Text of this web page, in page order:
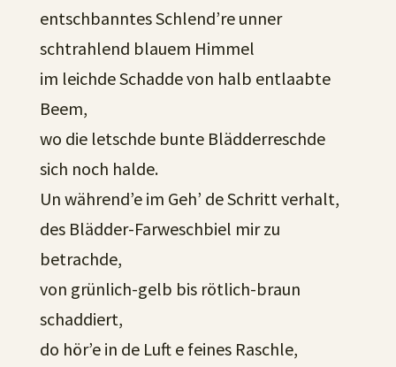
entschbanntes Schlend’re unner
schtrahlend blauem Himmel
im leichde Schadde von halb entlaabte
Beem,
wo die letschde bunte Blädderreschde
sich noch halde.
Un während’e im Geh’ de Schritt verhalt,
des Blädder-Farweschbiel mir zu
betrachde,
von grünlich-gelb bis rötlich-braun
schaddiert,
do hör’e in de Luft e feines Raschle,